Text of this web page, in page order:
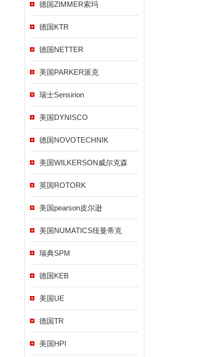
德国ZIMMER索玛
德国KTR
德国NETTER
美国PARKER派克
瑞士Sensirion
美国DYNISCO
德国NOVOTECHNIK
美国WILKERSON威尔克森
英国ROTORK
美国pearson皮尔逊
美国NUMATICS纽曼蒂克
瑞典SPM
德国KEB
美国UE
德国TR
美国HPI